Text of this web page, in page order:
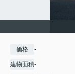
価格 -
建物面積-